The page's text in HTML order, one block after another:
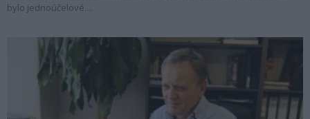
bylo jednoúčelové....